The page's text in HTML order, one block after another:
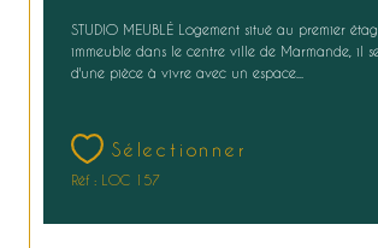
STUDIO MEUBLÉ Logement situé au premier
immeuble dans le centre ville de Marmande, il
d'une pièce à vivre avec un espace...
Sélectionner
Réf : LOC 157